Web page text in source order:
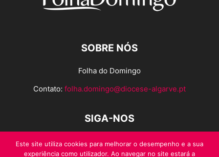
SOBRE NÓS
Folha do Domingo
Contato: folha.domingo@diocese-algarve.pt
SIGA-NOS
Este site utiliza cookies para melhorar o desempenho e a sua
experiência como utilizador. Ao navegar no site estará a